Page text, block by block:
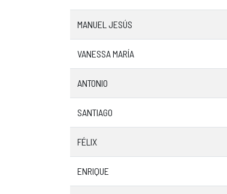
MANUEL JESÚS
VANESSA MARÍA
ANTONIO
SANTIAGO
FÉLIX
ENRIQUE